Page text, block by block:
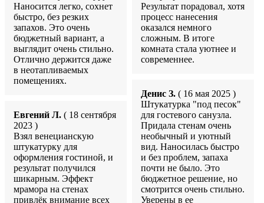
Наносится легко, сохнет
быстро, без резких
запахов. Это очень
бюджетный вариант, а
выглядит очень стильно.
Отлично держится даже
в неотапливаемых
помещениях.
Евгений Л. ( 18 сентября
2023 )
Взял венецианскую
штукатурку для
оформления гостиной, и
результат получился
шикарным. Эффект
мрамора на стенах
привлёк внимание всех
Результат порадовал, хотя
процесс нанесения
оказался немного
сложным. В итоге
комната стала уютнее и
современнее.
Денис З. ( 16 мая 2025 )
Штукатурка "под песок"
для гостевого санузла.
Придала стенам очень
необычный и уютный
вид. Наносилась быстро
и без проблем, запаха
почти не было. Это
бюджетное решение, но
смотрится очень стильно.
Уверены в ее